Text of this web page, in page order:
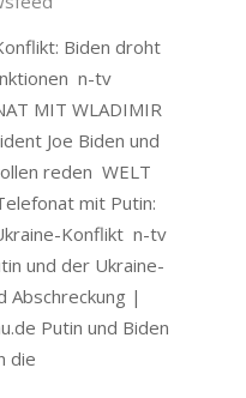
Biden droht
n-tv
MIT WLADIMIR
Joe Biden und
reden WELT
mit Putin:
Konflikt n-tv
und der Ukraine-
Abschreckung |
Putin und Biden
die